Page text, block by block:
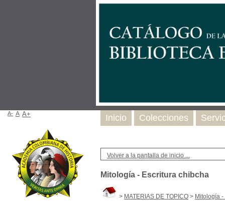
Volver a la pantalla de inicio ...
Mitología - Escritura chibcha
> MATERIAS DE TOPICO > Mitología
Inicio Colecciones
A- A A+